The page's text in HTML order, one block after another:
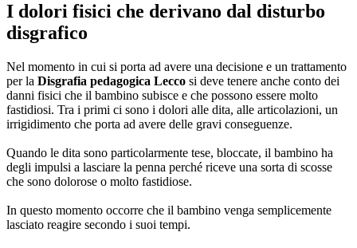
I dolori fisici che derivano dal disturbo
disgrafico
Nel momento in cui si porta ad avere una decisione e un trattamento
per la Disgrafia pedagogica Lecco si deve tenere anche conto dei
danni fisici che il bambino subisce e che possono essere molto
fastidiosi. Tra i primi ci sono i dolori alle dita, alle articolazioni, un
irrigidimento che porta ad avere delle gravi conseguenze.
Quando le dita sono particolarmente tese, bloccate, il bambino ha
degli impulsi a lasciare la penna perché riceve una sorta di scosse
che sono dolorose o molto fastidiose.
In questo momento occorre che il bambino venga semplicemente
lasciato reagire secondo i suoi tempi.